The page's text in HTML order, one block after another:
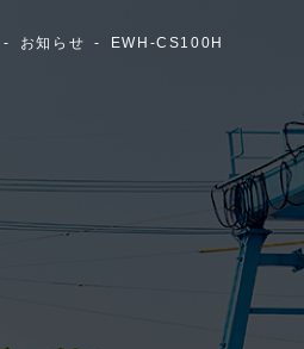
お知らせ EWH-CS100H